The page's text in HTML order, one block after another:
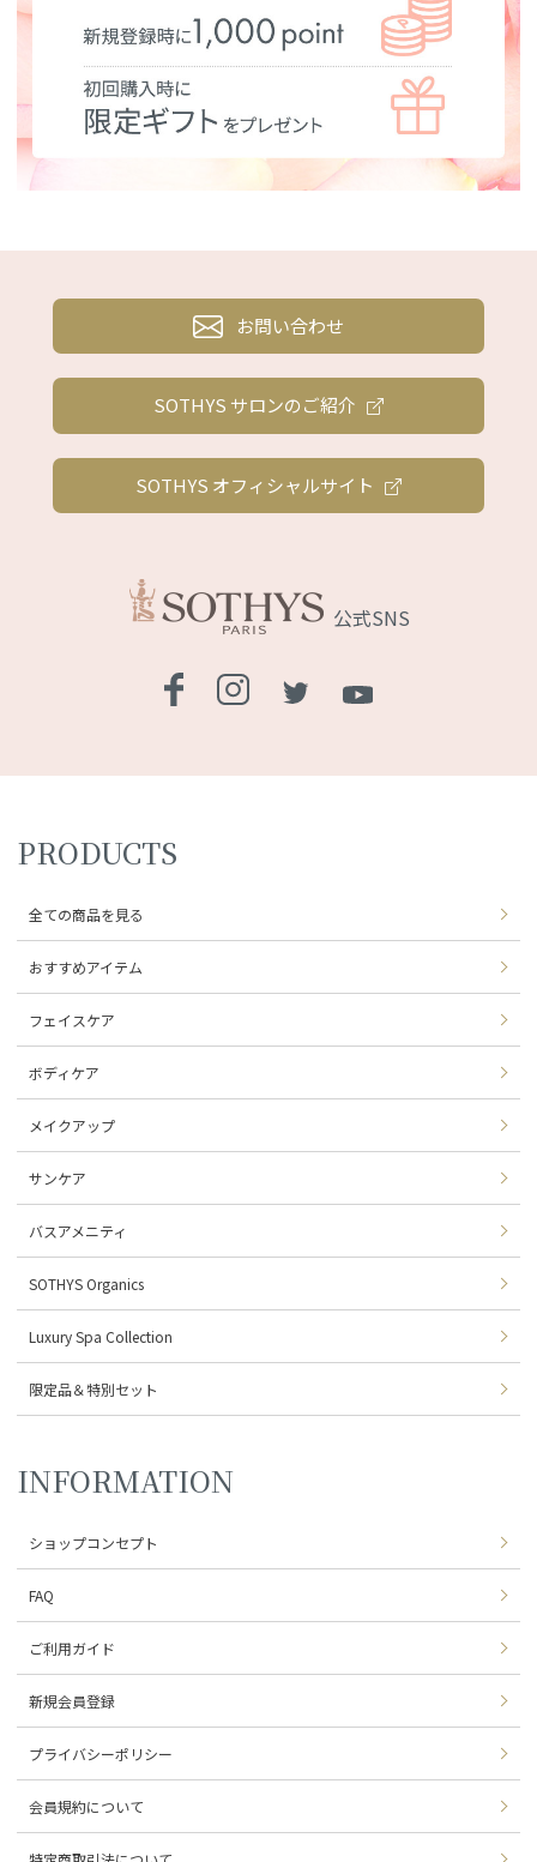
お問い合わせ
SOTHYS サロンのご紹介
SOTHYS オフィシャルサイト
公式SNS
PRODUCTS
全ての商品を見る
おすすめアイテム
フェイスケア
ボディケア
メイクアップ
サンケア
バスアメニティ
SOTHYS Organics
Luxury Spa Collection
限定品＆特別セット
INFORMATION
ショップコンセプト
FAQ
ご利用ガイド
新規会員登録
プライバシーポリシー
会員規約について